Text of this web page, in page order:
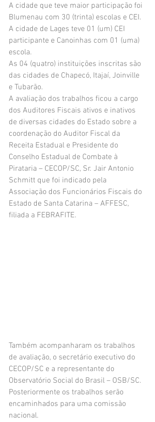
A cidade que teve maior participação foi
Blumenau com 30 (trinta) escolas e CEI.
A cidade de Lages teve 01 (um) CEI
participante e Canoinhas com 01 (uma)
escola.
As 04 (quatro) instituições inscritas são
das cidades de Chapecó, Itajaí, Joinville
e Tubarão.
A avaliação dos trabalhos ficou a cargo
dos Auditores Fiscais ativos e inativos
de diversas cidades do Estado sobre a
coordenação do Auditor Fiscal da
Receita Estadual e Presidente do
Conselho Estadual de Combate à
Pirataria – CECOP/SC, Sr. Jair Antonio
Schmitt que foi indicado pela
Associação dos Funcionários Fiscais do
Estado de Santa Catarina – AFFESC,
filiada a FEBRAFITE.
Também acompanharam os trabalhos
de avaliação, o secretário executivo do
CECOP/SC e a representante do
Observatório Social do Brasil – OSB/SC.
Posteriormente os trabalhos serão
encaminhados para uma comissão
nacional.